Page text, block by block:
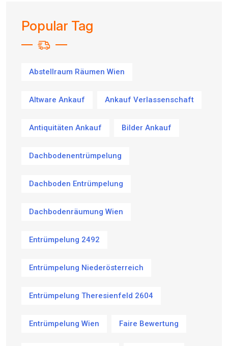
Popular Tag
Abstellraum Räumen Wien
Altware Ankauf Ankauf Verlassenschaft
Antiquitäten Ankauf Bilder Ankauf
Dachbodenentrümpelung
Dachboden Entrümpelung
Dachbodenräumung Wien
Entrümpelung 2492
Entrümpelung Niederösterreich
Entrümpelung Theresienfeld 2604
Entrümpelung Wien Faire Bewertung